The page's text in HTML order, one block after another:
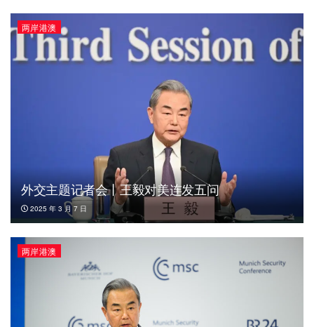
两岸港澳
外交主题记者会丨王毅对美连发五问
2025 年 3 月 7 日
两岸港澳